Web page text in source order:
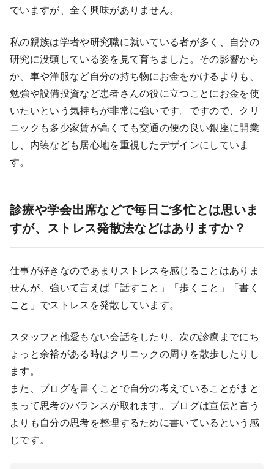
でいますが、全く興味がありません。
私の親族は学者や研究職に就いている者が多く、自分の
研究に没頭している姿を見て育ちました。その影響から
か、車や洋服など自分の持ち物にお金をかけるよりも、
勉強や設備投資など患者さんの役に立つことにお金を使
いたいという気持ちが非常に強いです。ですので、クリ
ニックも多少家賃が高くても交通の便の良い銀座に開業
し、内装なども居心地を重視したデザインにしていま
す。
診療や学会出席などで毎日ご多忙とは思いま
すが、ストレス発散法などはありますか？
仕事が好きなのであまりストレスを感じることはありま
せんが、強いて言えば「話すこと」「歩くこと」「書く
こと」でストレスを発散しています。
スタッフと他愛もない会話をしたり、次の診療までにち
ょっと余裕がある時はクリニックの周りを散歩したりし
ます。
また、ブログを書くことで自分の考えていることがまと
まって思考のバランスが取れます。ブログは宣伝と言う
よりも自分の思考を整理するために書いているという感
じです。